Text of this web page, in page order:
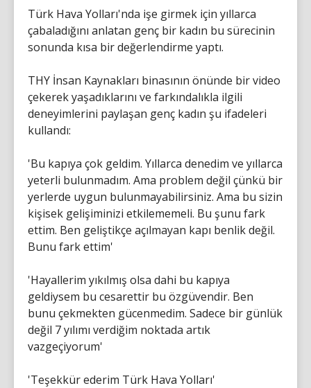
Türk Hava Yolları'nda işe girmek için yıllarca
çabaladığını anlatan genç bir kadın bu sürecinin
sonunda kısa bir değerlendirme yaptı.
THY İnsan Kaynakları binasının önünde bir video
çekerek yaşadıklarını ve farkındalıkla ilgili
deneyimlerini paylaşan genç kadın şu ifadeleri
kullandı:
'Bu kapıya çok geldim. Yıllarca denedim ve yıllarca
yeterli bulunmadım. Ama problem değil çünkü bir
yerlerde uygun bulunmayabilirsiniz. Ama bu sizin
kişisek gelişiminizi etkilememeli. Bu şunu fark
ettim. Ben geliştikçe açılmayan kapı benlik değil.
Bunu fark ettim'
'Hayallerim yıkılmış olsa dahi bu kapıya
geldiysem bu cesarettir bu özgüvendir. Ben
bunu çekmekten gücenmedim. Sadece bir günlük
değil 7 yılımı verdiğim noktada artık
vazgeçiyorum'
'Teşekkür ederim Türk Hava Yolları'